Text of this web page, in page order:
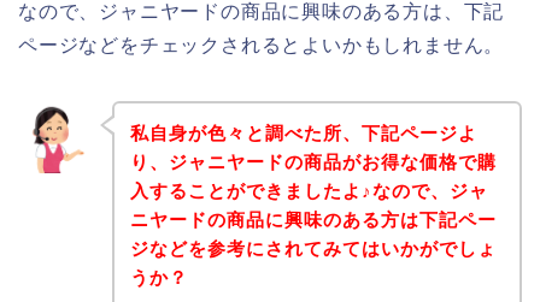
なので、ジャニヤードの商品に興味のある方は、下記
ページなどをチェックされるとよいかもしれません。
私自身が色々と調べた所、下記ページよ
り、ジャニヤードの商品がお得な価格で購
入することができましたよ♪なので、ジャ
ニヤードの商品に興味のある方は下記ペー
ジなどを参考にされてみてはいかがでしょ
うか？